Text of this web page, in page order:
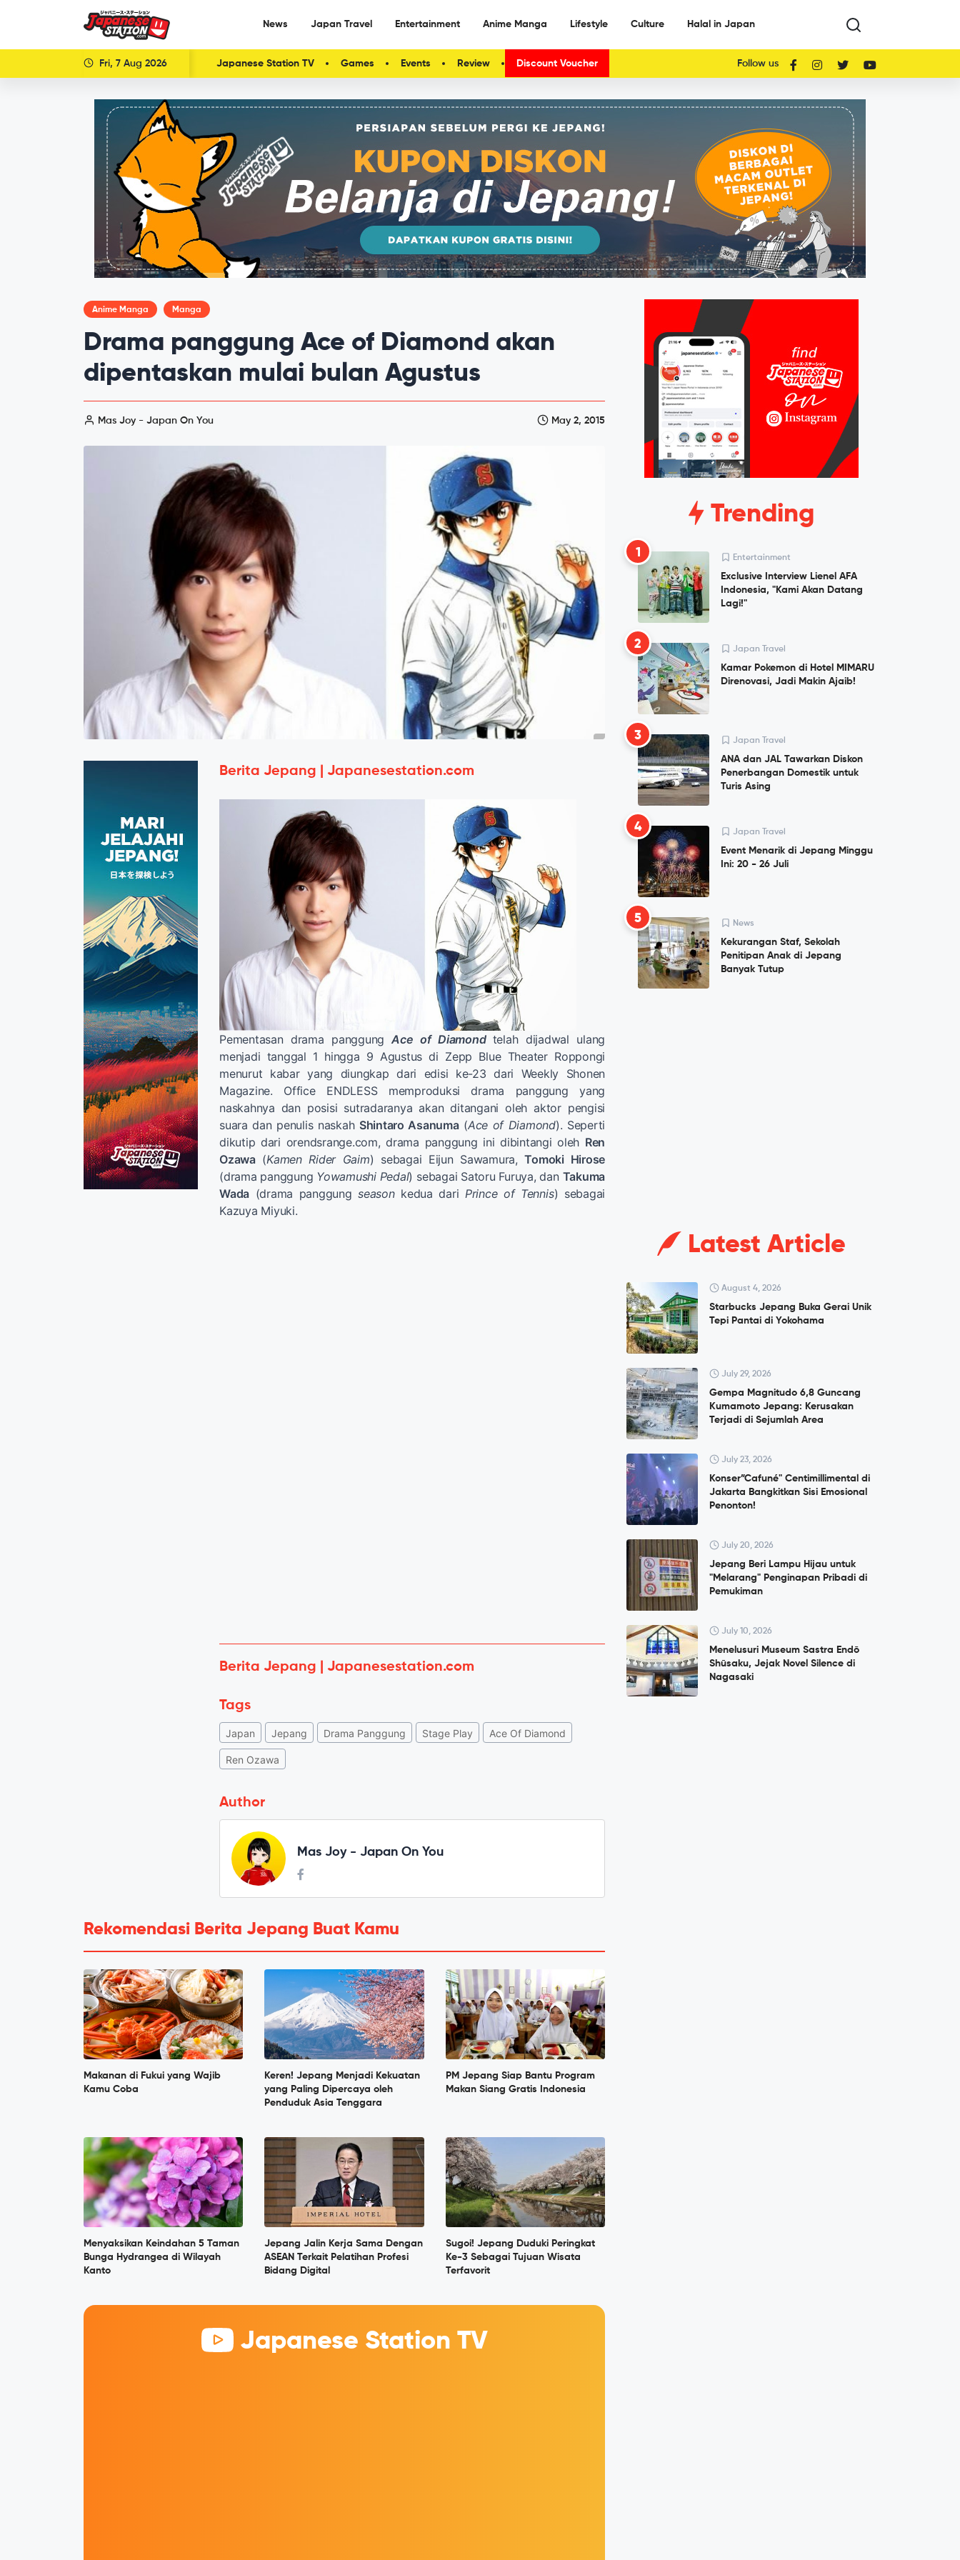
News Japan Travel Entertainment Anime Manga Lifestyle Culture Halal in Japan
Fri, 7 Aug 2026 Japanese Station TV Games Events Review Discount Voucher Follow us
Anime Manga Manga
Drama panggung Ace of Diamond akan
dipentaskan mulai bulan Agustus
Mas Joy - Japan On You May 2, 2015
Berita Jepang | Japanesestation.com
Pementasan drama panggungAce of Diamond telah dijadwal ulang
menjadi tanggal 1 hingga 9 Agustus di Zepp Blue Theater Roppongi
menurut kabar yang diungkap dari edisi ke-23 dari Weekly Shonen
Magazine. Office ENDLESS memproduksi drama panggung yang
naskahnya dan posisi sutradaranya akan ditangani oleh aktor pengisi
suara dan penulis naskah Shintaro Asanuma(Ace of Diamond). Seperti
dikutip dari orendsrange.com, drama panggung ini dibintangi oleh Ren
Ozawa(Kamen Rider Gaim) sebagai Eijun Sawamura,Tomoki Hirose
(drama panggung Yowamushi Pedal) sebagai Satoru Furuya, dan Takuma
Wada (drama panggungseasonkedua dari Prince of Tennis) sebagai
Kazuya Miyuki.
Berita Jepang | Japanesestation.com
Tags
Japan Jepang Drama Panggung Stage Play Ace Of Diamond
Ren Ozawa
Author
Mas Joy - Japan On You
Rekomendasi Berita Jepang Buat Kamu
Makanan di Fukui yang Wajib
Kamu Coba
Keren! Jepang Menjadi Kekuatan
yang Paling Dipercaya oleh
Penduduk Asia Tenggara
PM Jepang Siap Bantu Program
Makan Siang Gratis Indonesia
Menyaksikan Keindahan 5 Taman
Bunga Hydrangea di Wilayah
Kanto
Jepang Jalin Kerja Sama Dengan
ASEAN Terkait Pelatihan Profesi
Bidang Digital
Sugoi! Jepang Duduki Peringkat
Ke-3 Sebagai Tujuan Wisata
Terfavorit
Japanese Station TV
Trending
1 Entertainment
Exclusive Interview Lienel AFA
Indonesia, "Kami Akan Datang
Lagi!"
2 Japan Travel
Kamar Pokemon di Hotel MIMARU
Direnovasi, Jadi Makin Ajaib!
3 Japan Travel
ANA dan JAL Tawarkan Diskon
Penerbangan Domestik untuk
Turis Asing
4 Japan Travel
Event Menarik di Jepang Minggu
Ini: 20 - 26 Juli
5 News
Kekurangan Staf, Sekolah
Penitipan Anak di Jepang
Banyak Tutup
Latest Article
August 4, 2026
Starbucks Jepang Buka Gerai Unik
Tepi Pantai di Yokohama
July 29, 2026
Gempa Magnitudo 6,8 Guncang
Kumamoto Jepang: Kerusakan
Terjadi di Sejumlah Area
July 23, 2026
Konser”Cafuné" Centimillimental di
Jakarta Bangkitkan Sisi Emosional
Penonton!
July 20, 2026
Jepang Beri Lampu Hijau untuk
"Melarang" Penginapan Pribadi di
Pemukiman
July 10, 2026
Menelusuri Museum Sastra Endō
Shūsaku, Jejak Novel Silence di
Nagasaki